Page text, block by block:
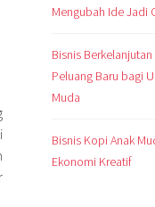
Mengubah Ide Jadi
Bisnis
Peluang Baru bagi
Muda
Bisnis Kopi Anak
Ekonomi Kreatif